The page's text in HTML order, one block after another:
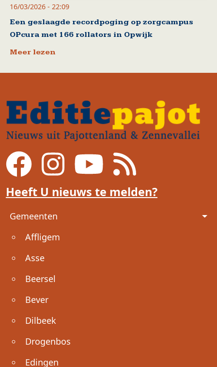
16/03/2026 - 22:09
Een geslaagde recordpoging op zorgcampus
OPcura met 166 rollators in Opwijk
Meer lezen
Heeft U nieuws te melden?
Voet
Gemeenten
Affligem
Asse
Beersel
Bever
Dilbeek
Drogenbos
Edingen